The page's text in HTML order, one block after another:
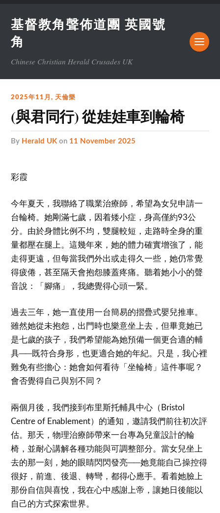
基督教角聲佈道團 英國號
角
Chinese Christian Herald Crusades UK
2025年11月, 天倫樂
(與君同行) 從娃娃車到輪椅
by Herald UK on 11 November 2025
彩霞
今年夏天，我聯絡了職業治療師，希望為女兒申請一
台輪椅。她剛滿七歲，因着矮小症，身高僅約93公
分。由於身體比例不均，雙腿較短，走路時全身的重
量都壓在腿上。這幾年來，她的體力確實增強了，能
走得更遠，但每當我們外出或走得久一些，她仍常覺
得疲倦，甚至隔天會抱怨膝蓋疼痛。聽着她小小的聲
音說：「腳痛」，我總覺得心頭一緊。
過去三年，她一直使用一台簡易的摺疊式嬰兒推車。
雖然她從未抱怨，出門時也樂意坐上去，但畢竟她已
是七歲的孩子，我們希望能為她預備一個更合適的輔
具──既符合身形，也更適合她的年紀。只是，我心裡
難免有些擔心：她會如何看待「坐輪椅」這件事呢？
會否覺得自己與別不同？
兩個月後，我們接到布里斯托輔具中心（Bristol
Centre of Enablement）的通知，邀請我們前往初次評
估。那天，物理治療師帶來一台專為兒童設計的輪
椅，並耐心講解各種功能與可調整部分。當女兒坐上
去的那一刻，她的眼睛閃閃發亮──她竟能自己操控得
很好，前進、後退、轉彎，都得心應手。看着她臉上
那份自信與喜悅，我在心中感謝上帝，讓她日後能以
自己的方式探索世界。